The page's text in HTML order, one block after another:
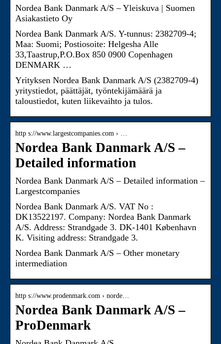
Nordea Bank Danmark A/S – Yleiskuva | Suomen
Asiakastieto Oy
Nordea Bank Danmark A/S. Y-tunnus: 2382709-4;
Maa: Suomi; Postiosoite: Helgesha Alle
33,Taastrup,P.O.Box 850 0900 Copenhagen
DENMARK …
Yrityksen Nordea Bank Danmark A/S (2382709-4)
yritystiedot, päättäjät, työntekijämäärä ja
taloustiedot, kuten liikevaihto ja tulos.
http s://www.largestcompanies.com › …
Nordea Bank Danmark A/S –
Detailed information
Nordea Bank Danmark A/S – Detailed information –
Largestcompanies
Nordea Bank Danmark A/S. VAT No :
DK13522197. Company: Nordea Bank Danmark
A/S. Address: Strandgade 3. DK-1401 København
K. Visiting address: Strandgade 3.
Nordea Bank Danmark A/S – Other monetary
intermediation
http s://www.prodenmark.com › norde…
Nordea Bank Danmark A/S –
ProDenmark